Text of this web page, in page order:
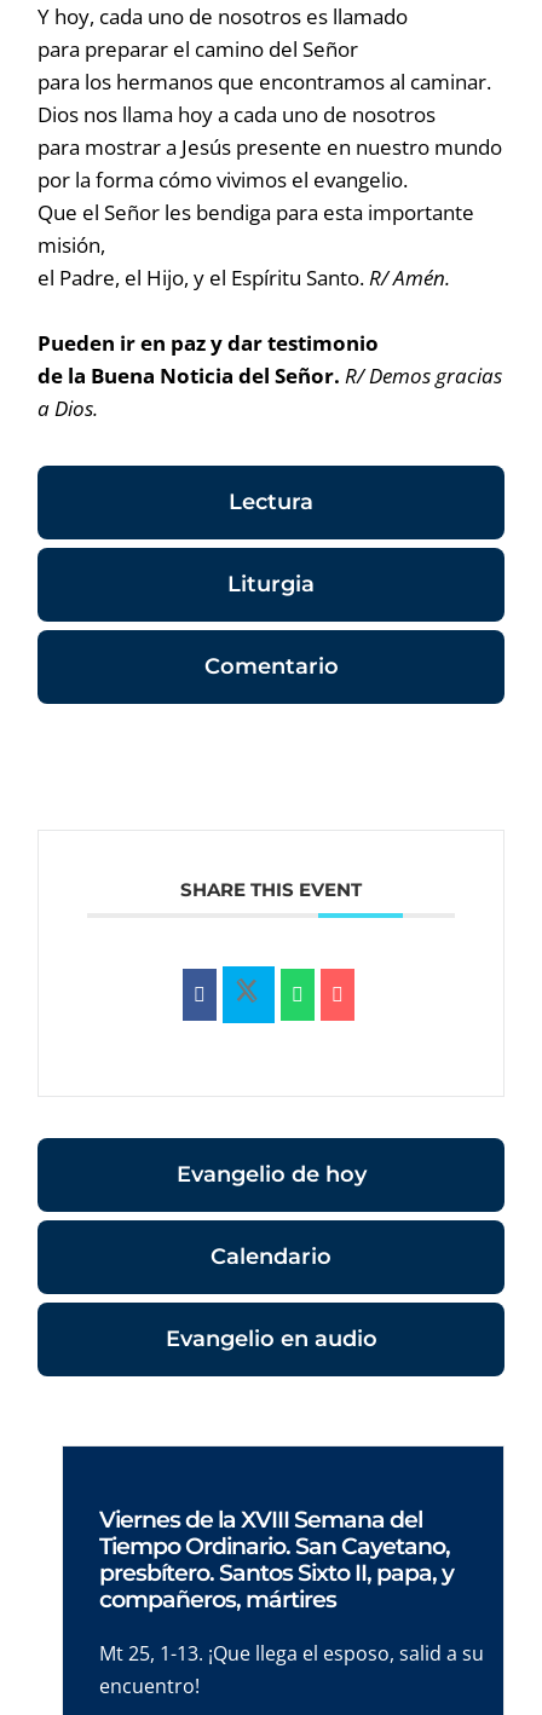
Y hoy, cada uno de nosotros es llamado
para preparar el camino del Señor
para los hermanos que encontramos al caminar.
Dios nos llama hoy a cada uno de nosotros
para mostrar a Jesús presente en nuestro mundo
por la forma cómo vivimos el evangelio.
Que el Señor les bendiga para esta importante
misión,
el Padre, el Hijo, y el Espíritu Santo.R/ Amén.
Pueden ir en paz y dar testimonio
de la Buena Noticia del Señor.R/ Demos gracias
a Dios.
Lectura
Liturgia
Comentario
SHARE THIS EVENT
Evangelio de hoy
Calendario
Evangelio en audio
Viernes de la XVIII Semana del
Tiempo Ordinario. San Cayetano,
presbítero. Santos Sixto II, papa, y
compañeros, mártires
Mt 25, 1-13. ¡Que llega el esposo, salid a su
encuentro!